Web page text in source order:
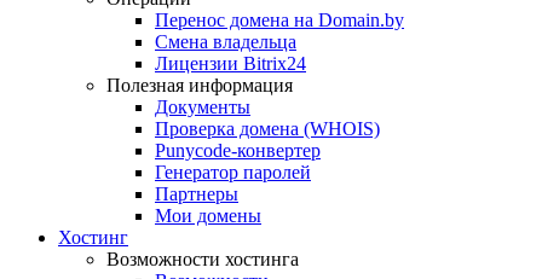
Перенос домена на Domain.by
Смена владельца
Лицензии Bitrix24
Полезная информация
Документы
Проверка домена (WHOIS)
Punycode-конвертер
Генератор паролей
Партнеры
Мои домены
Хостинг
Возможности хостинга